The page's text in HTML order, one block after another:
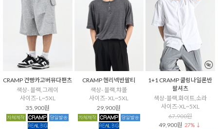
CRAMP 건빵카고버뮤다팬츠
색상- 블랙,그레이
사이즈- L~5XL
35,900원
CRAMP 헨리넥반팔티
색상- 블랙,챠콜
사이즈- XL~5XL
29,900원
1+1 CRAMP 쿨링나일론반
팔셔츠
색상-블랙,화이트,소라
사이즈-XL~5XL
67,900원
49,900원 27% ↓